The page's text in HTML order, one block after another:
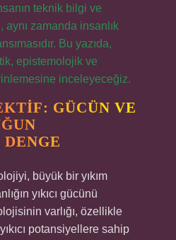
teknik bilgi ve
zamanda insanlık
Bu yazıda,
epistemolojik ve
inceleyeceğiz.
GÜCÜN VE
büyük bir yıkım
yıkıcı gücünü
varlığı, özellikle
potansiyellere sahip